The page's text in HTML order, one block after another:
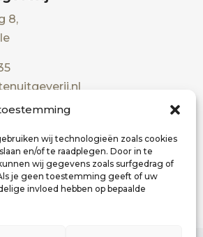
wij technologieën zoals cookies
en/of te raadplegen. Door in te
wij gegevens zoals surfgedrag of
je geen toestemming geeft of uw
invloed hebben op bepaalde
8,